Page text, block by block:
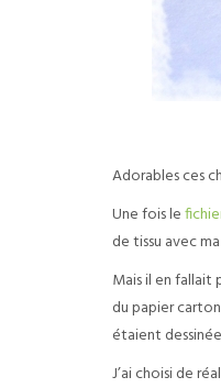
Adorables ces
Une fois le
de tissu avec
Mais il en fallait
du papier
étaient
J’ai choisi de